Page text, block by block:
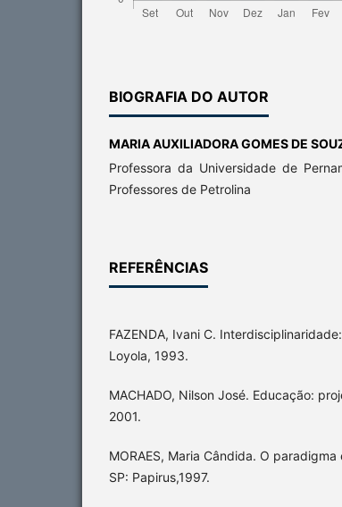
BIOGRAFIA DO AUTOR
MARIA AUXILIADORA GOMES DE
Professora da Universidade de
Professores de Petrolina
REFERÊNCIAS
FAZENDA, Ivani C.
Loyola, 1993.
MACHADO, Nilson José. Educação:
2001.
MORAES, Maria Cândida. O
SP: Papirus,1997.